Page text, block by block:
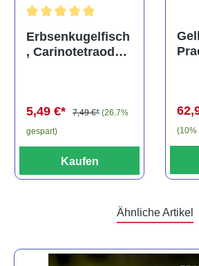
Durchschnittliche Bewertung von 5
Erbsenkugelfisch
, Carinotetraodon
5,49 €* 7,49 €* (26.7%
gespart)
Kaufen
(10%
Ähnliche Artikel